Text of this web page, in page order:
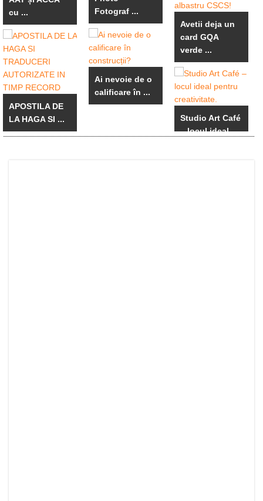
cu ...
APOSTILA DE
LA HAGA SI ...
Fotograf ...
Ai nevoie de o
calificare în ...
Avetii deja un
card GQA
verde ...
Studio Art Café
– locul ideal ...